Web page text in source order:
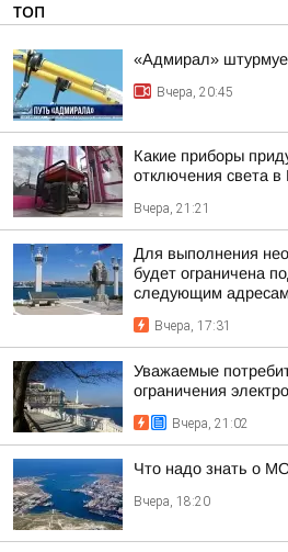
ТОП
«Адмирал»
Вчера, 20:45
Какие приборы
отключения света
Вчера, 21:21
Для выполнения
будет ограничена
следующим
Вчера, 17:31
Уважаемые
ограничения
Вчера, 21:02
Что надо знать о
Вчера, 18:20